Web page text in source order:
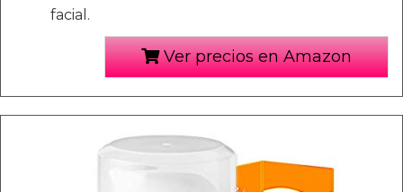
facial.
Ver precios en Amazon